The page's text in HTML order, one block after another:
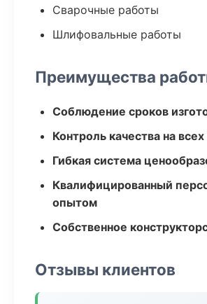
Сварочные работы
Шлифовальные работы
Преимущества
Соблюдение сроков
Контроль качества на всех
Гибкая система
Квалифицированный
опытом
Собственное
Отзывы клиентов